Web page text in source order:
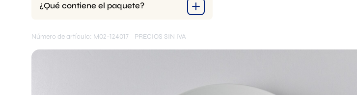
¿Qué contiene el paquete?
Número de artículo: M02-124017 PRECIOS SIN IVA